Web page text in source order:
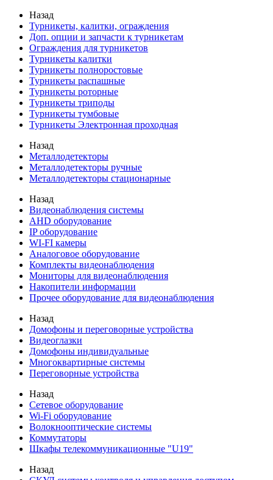
Назад
Турникеты, калитки, ограждения
Доп. опции и запчасти к турникетам
Ограждения для турникетов
Турникеты калитки
Турникеты полноростовые
Турникеты распашные
Турникеты роторные
Турникеты триподы
Турникеты тумбовые
Турникеты Электронная проходная
Назад
Металлодетекторы
Металлодетекторы ручные
Металлодетекторы стационарные
Назад
Видеонаблюдения cистемы
AHD оборудование
IP оборудование
WI-FI камеры
Аналоговое оборудование
Комплекты видеонаблюдения
Мониторы для видеонаблюдения
Накопители информации
Прочее оборудование для видеонаблюдения
Назад
Домофоны и переговорные устройства
Видеоглазки
Домофоны индивидуальные
Многоквартирные системы
Переговорные устройства
Назад
Сетевое оборудование
Wi-Fi оборудование
Волокнооптические системы
Коммутаторы
Шкафы телекоммуникационные "U19"
Назад